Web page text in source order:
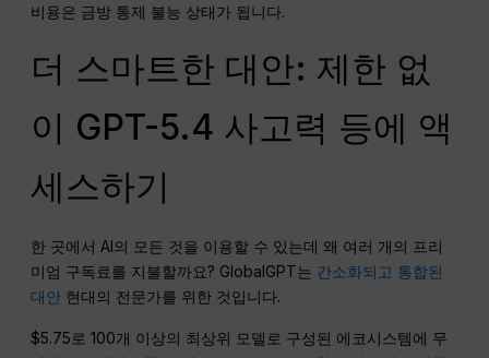
비용은 금방 통제 불능 상태가 됩니다.
더 스마트한 대안: 제한 없
이 GPT-5.4 사고력 등에 액
세스하기
한 곳에서 AI의 모든 것을 이용할 수 있는데 왜 여러 개의 프리
미엄 구독료를 지불할까요? GlobalGPT는 간소화되고 통합된
대안 현대의 전문가를 위한 것입니다.
$5.75로 100개 이상의 최상위 모델로 구성된 에코시스템에 무